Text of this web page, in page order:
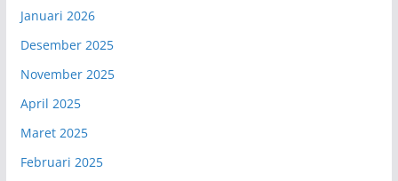
Januari 2026
Desember 2025
November 2025
April 2025
Maret 2025
Februari 2025